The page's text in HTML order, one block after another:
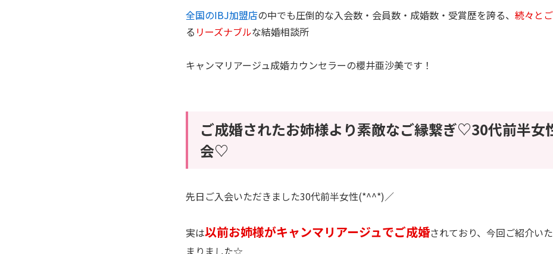
全国のIBJ加盟店の中でも圧倒的な入会数・会員数・成婚数・受賞歴を誇る、 続々と
る リーズナブルな結婚相談所
キャンマリアージュ成婚カウンセラーの櫻井亜沙美です！
ご成婚されたお姉様より素敵なご縁繋ぎ♡30代前半女
会♡
先日ご入会いただきました30代前半女性(*^^*)／
実は以前お姉様がキャンマリアージュでご成婚されており、今回ご紹介い
まりました☆